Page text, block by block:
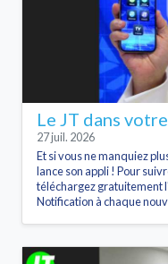
Le JT dans
27 juil. 2026
Et si vous ne manquiez
lance son appli ! Pour
téléchargez gratuitement
Notification à chaque